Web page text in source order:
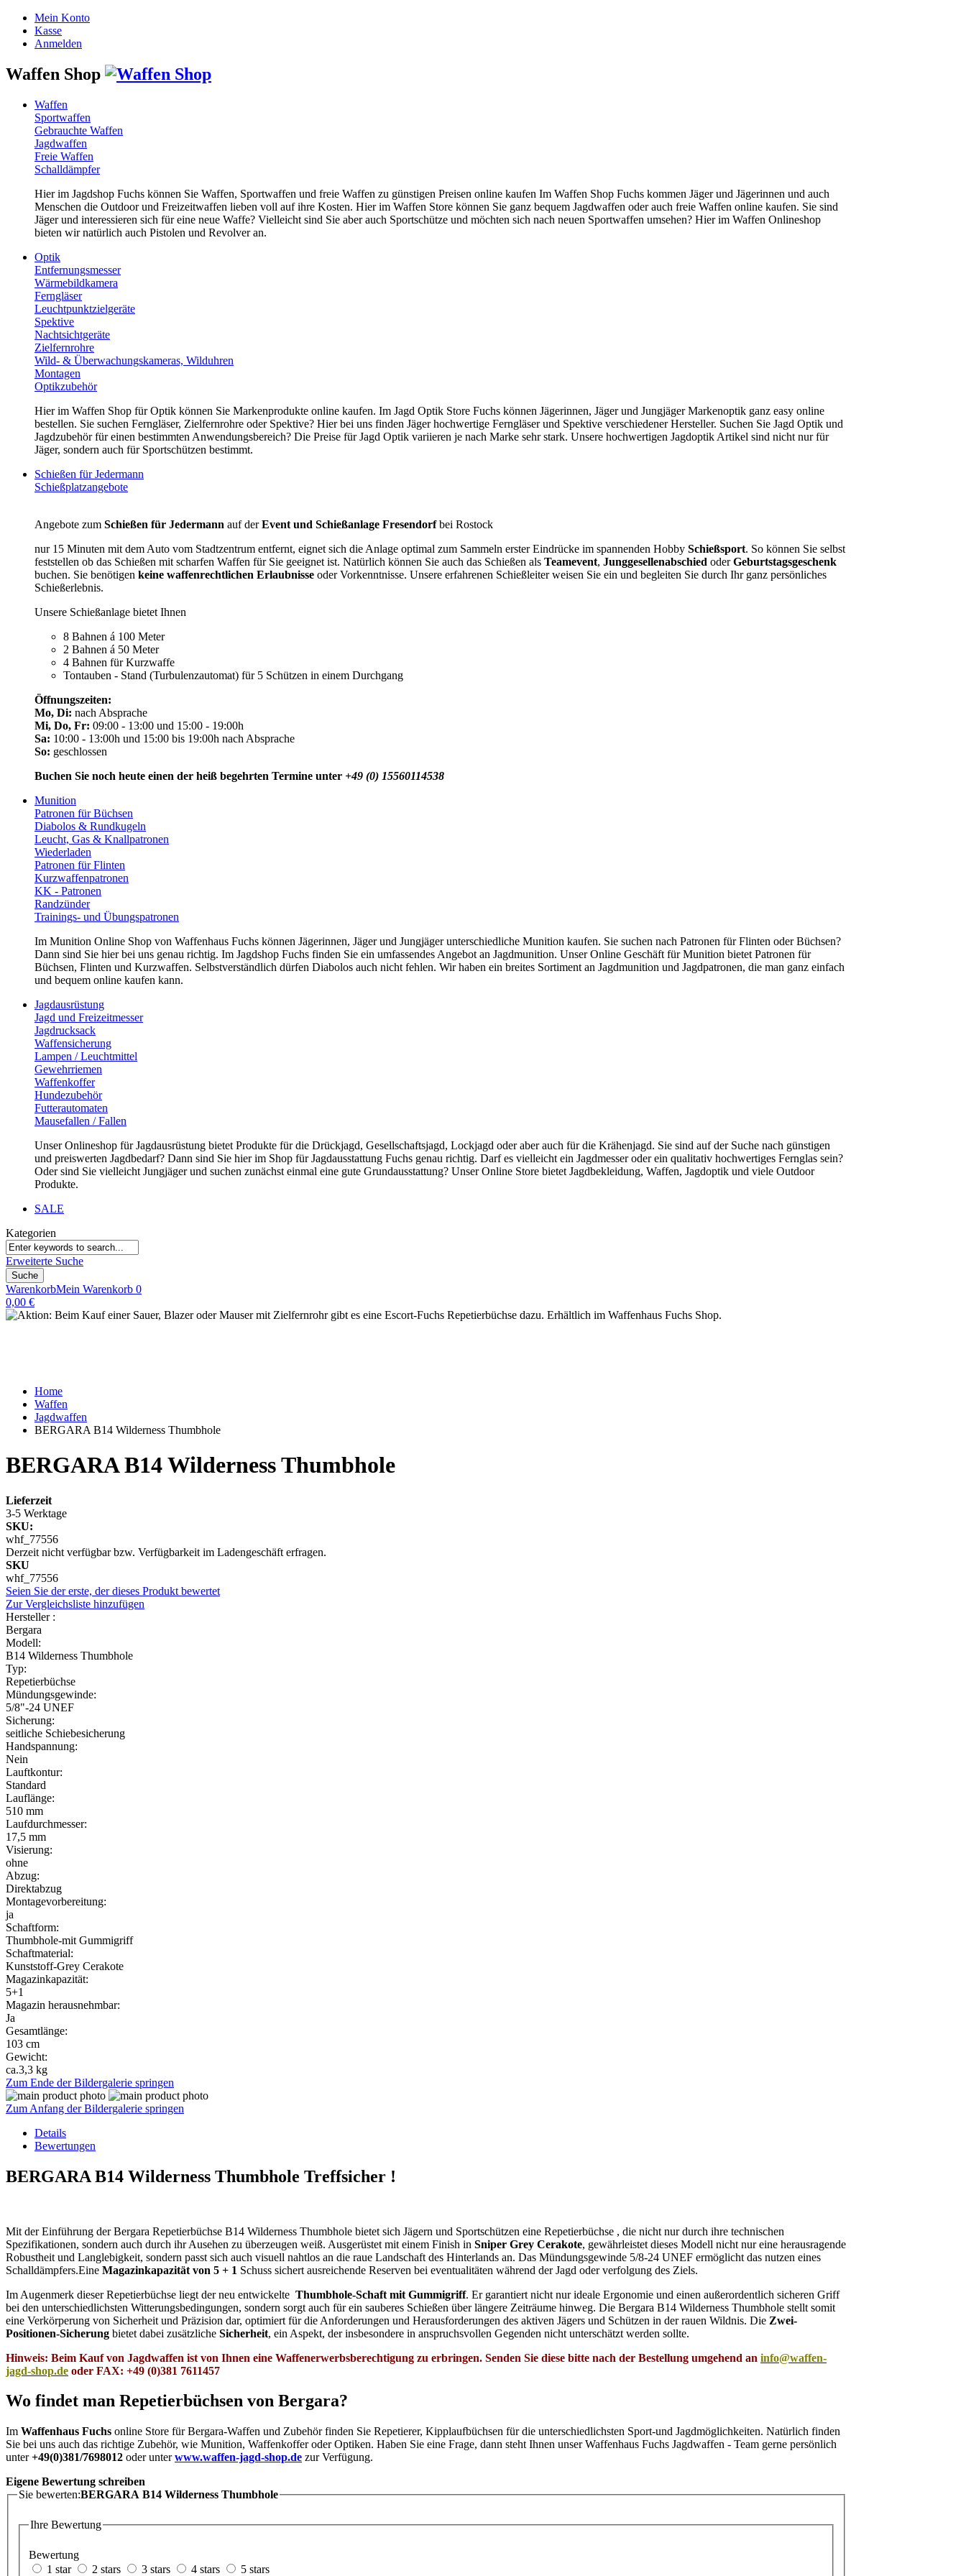
Mein Konto
Kasse
Anmelden
Waffen Shop
Waffen
Sportwaffen
Gebrauchte Waffen
Jagdwaffen
Freie Waffen
Schalldämpfer
Hier im Jagdshop Fuchs können Sie Waffen, Sportwaffen und freie Waffen zu günstigen Preisen online kaufen Im Waffen Shop Fuchs kommen Jäger und Jägerinnen und auch
Menschen die Outdoor und Freizeitwaffen lieben voll auf ihre Kosten. Hier im Waffen Store können Sie ganz bequem Jagdwaffen oder auch freie Waffen online kaufen. Sie sind
Jäger und interessieren sich für eine neue Waffe? Vielleicht sind Sie aber auch Sportschütze und möchten sich nach neuen Sportwaffen umsehen? Hier im Waffen Onlineshop
bieten wir natürlich auch Pistolen und Revolver an.
Optik
Entfernungsmesser
Wärmebildkamera
Ferngläser
Leuchtpunktzielgeräte
Spektive
Nachtsichtgeräte
Zielfernrohre
Wild- & Überwachungskameras, Wilduhren
Montagen
Optikzubehör
Hier im Waffen Shop für Optik können Sie Markenprodukte online kaufen. Im Jagd Optik Store Fuchs können Jägerinnen, Jäger und Jungjäger Markenoptik ganz easy online
bestellen. Sie suchen Ferngläser, Zielfernrohre oder Spektive? Hier bei uns finden Jäger hochwertige Ferngläser und Spektive verschiedener Hersteller. Suchen Sie Jagd Optik und
Jagdzubehör für einen bestimmten Anwendungsbereich? Die Preise für Jagd Optik variieren je nach Marke sehr stark. Unsere hochwertigen Jagdoptik Artikel sind nicht nur für
Jäger, sondern auch für Sportschützen bestimmt.
Schießen für Jedermann
Schießplatzangebote
Angebote zum Schießen für Jedermann auf derEvent und Schießanlage Fresendorfbei Rostock
nur 15 Minuten mit dem Auto vom Stadtzentrum entfernt, eignet sich die Anlage optimal zum Sammeln erster Eindrücke im spannenden Hobby Schießsport. So können Sie selbst
feststellen ob das Schießen mit scharfen Waffen für Sie geeignet ist. Natürlich können Sie auch das Schießen als Teamevent, Junggesellenabschied oderGeburtstagsgeschenk
buchen. Sie benötigen keine waffenrechtlichen Erlaubnisse oder Vorkenntnisse. Unsere erfahrenen Schießleiter weisen Sie ein und begleiten Sie durch Ihr ganz persönliches
Schießerlebnis.
Unsere Schießanlage bietet Ihnen
8 Bahnen á 100 Meter
2 Bahnen á 50 Meter
4 Bahnen für Kurzwaffe
Tontauben - Stand (Turbulenzautomat) für 5 Schützen in einem Durchgang
Öffnungszeiten:
Mo, Di: nach Absprache
Mi, Do, Fr: 09:00 - 13:00 und 15:00 - 19:00h
Sa: 10:00 - 13:00h und 15:00 bis 19:00h nach Absprache
So: geschlossen
Buchen Sie noch heute einen der heiß begehrten Termine unter +49 (0) 15560114538
Munition
Patronen für Büchsen
Diabolos & Rundkugeln
Leucht, Gas & Knallpatronen
Wiederladen
Patronen für Flinten
Kurzwaffenpatronen
KK - Patronen
Randzünder
Trainings- und Übungspatronen
Im Munition Online Shop von Waffenhaus Fuchs können Jägerinnen, Jäger und Jungjäger unterschiedliche Munition kaufen. Sie suchen nach Patronen für Flinten oder Büchsen?
Dann sind Sie hier bei uns genau richtig. Im Jagdshop Fuchs finden Sie ein umfassendes Angebot an Jagdmunition. Unser Online Geschäft für Munition bietet Patronen für
Büchsen, Flinten und Kurzwaffen. Selbstverständlich dürfen Diabolos auch nicht fehlen. Wir haben ein breites Sortiment an Jagdmunition und Jagdpatronen, die man ganz einfach
und bequem online kaufen kann.
Jagdausrüstung
Jagd und Freizeitmesser
Jagdrucksack
Waffensicherung
Lampen / Leuchtmittel
Gewehrriemen
Waffenkoffer
Hundezubehör
Futterautomaten
Mausefallen / Fallen
Unser Onlineshop für Jagdausrüstung bietet Produkte für die Drückjagd, Gesellschaftsjagd, Lockjagd oder aber auch für die Krähenjagd. Sie sind auf der Suche nach günstigen
und preiswerten Jagdbedarf? Dann sind Sie hier im Shop für Jagdausstattung Fuchs genau richtig. Darf es vielleicht ein Jagdmesser oder ein qualitativ hochwertiges Fernglas sein?
Oder sind Sie vielleicht Jungjäger und suchen zunächst einmal eine gute Grundausstattung? Unser Online Store bietet Jagdbekleidung, Waffen, Jagdoptik und viele Outdoor
Produkte.
SALE
Kategorien
Erweiterte Suche
Suche
WarenkorbMein Warenkorb 0
0,00 €
Home
Waffen
Jagdwaffen
BERGARA B14 Wilderness Thumbhole
BERGARA B14 Wilderness Thumbhole
Lieferzeit
3-5 Werktage
SKU:
whf_77556
Derzeit nicht verfügbar bzw. Verfügbarkeit im Ladengeschäft erfragen.
SKU
whf_77556
Seien Sie der erste, der dieses Produkt bewertet
Zur Vergleichsliste hinzufügen
Hersteller :
Bergara
Modell:
B14 Wilderness Thumbhole
Typ:
Repetierbüchse
Mündungsgewinde:
5/8"-24 UNEF
Sicherung:
seitliche Schiebesicherung
Handspannung:
Nein
Lauftkontur:
Standard
Lauflänge:
510 mm
Laufdurchmesser:
17,5 mm
Visierung:
ohne
Abzug:
Direktabzug
Montagevorbereitung:
ja
Schaftform:
Thumbhole-mit Gummigriff
Schaftmaterial:
Kunststoff-Grey Cerakote
Magazinkapazität:
5+1
Magazin herausnehmbar:
Ja
Gesamtlänge:
103 cm
Gewicht:
ca.3,3 kg
Zum Ende der Bildergalerie springen
Zum Anfang der Bildergalerie springen
Details
Bewertungen
BERGARA B14 Wilderness Thumbhole Treffsicher !
Mit der Einführung der Bergara Repetierbüchse B14 Wilderness Thumbhole bietet sich Jägern und Sportschützen eine Repetierbüchse , die nicht nur durch ihre technischen
Spezifikationen, sondern auch durch ihr Ausehen zu überzeugen weiß. Ausgerüstet mit einem Finish in Sniper Grey Cerakote, gewährleistet dieses Modell nicht nur eine herausragende
Robustheit und Langlebigkeit, sondern passt sich auch visuell nahtlos an die raue Landschaft des Hinterlands an. Das Mündungsgewinde 5/8-24 UNEF ermöglicht das nutzen eines
Schalldämpfers.Eine Magazinkapazität von 5 + 1 Schuss sichert ausreichende Reserven bei eventualitäten während der Jagd oder verfolgung des Ziels.
Im Augenmerk dieser Repetierbüchse liegt der neu entwickelte Thumbhole-Schaft mit Gummigriff. Er garantiert nicht nur ideale Ergonomie und einen außerordentlich sicheren Griff
bei den unterschiedlichsten Witterungsbedingungen, sondern sorgt auch für ein sauberes Schießen über längere Zeiträume hinweg. Die Bergara B14 Wilderness Thumbhole stellt somit
eine Verkörperung von Sicherheit und Präzision dar, optimiert für die Anforderungen und Herausforderungen des aktiven Jägers und Schützen in der rauen Wildnis. Die Zwei-
Positionen-Sicherung bietet dabei zusätzliche Sicherheit, ein Aspekt, der insbesondere in anspruchsvollen Gegenden nicht unterschätzt werden sollte.
Hinweis: Beim Kauf von Jagdwaffen ist von Ihnen eine Waffenerwerbsberechtigung zu erbringen. Senden Sie diese bitte nach der Bestellung umgehend an info@waffen-
jagd-shop.de oder FAX: +49 (0)381 7611457
Wo findet man Repetierbüchsen von Bergara?
Im Waffenhaus Fuchs online Store für Bergara-Waffen und Zubehör finden Sie Repetierer, Kipplaufbüchsen für die unterschiedlichsten Sport-und Jagdmöglichkeiten. Natürlich finden
Sie bei uns auch das richtige Zubehör, wie Munition, Waffenkoffer oder Optiken. Haben Sie eine Frage, dann steht Ihnen unser Waffenhaus Fuchs Jagdwaffen - Team gerne persönlich
unter+49(0)381/7698012 oder unterwww.waffen-jagd-shop.de zur Verfügung.
Eigene Bewertung schreiben
Sie bewerten:BERGARA B14 Wilderness Thumbhole
Ihre Bewertung
Bewertung
1 star
2 stars 3 stars 4 stars 5 stars